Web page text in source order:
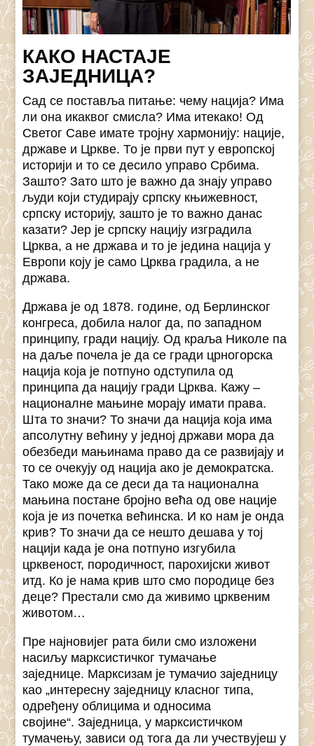
КАКО НАСТАЈЕ
ЗАЈЕДНИЦА?
Сад се поставља питање: чему нација? Има
ли она икаквог смисла? Има итекако! Од
Светог Саве имате тројну хармонију: нације,
државе и Цркве. То је први пут у европској
историји и то се десило управо Србима.
Зашто? Зато што је важно да знају управо
људи који студирају српску књижевност,
српску историју, зашто је то важно данас
казати? Јер је српску нацију изградила
Црква, а не држава и то је једина нација у
Европи коју је само Црква градила, а не
држава.
Држава је од 1878. године, од Берлинског
конгреса, добила налог да, по западном
принципу, гради нацију. Од краља Николе па
на даље почела је да се гради црногорска
нација која је потпуно одступила од
принципа да нацију гради Црква. Кажу –
националне мањине морају имати права.
Шта то значи? То значи да нација која има
апсолутну већину у једној држави мора да
обезбеди мањинама право да се развијају и
то се очекују од нација ако је демократска.
Тако може да се деси да та национална
мањина постане бројно већа од ове нације
која је из почетка већинска. И ко нам је онда
крив? То значи да се нешто дешава у тој
нацији када је она потпуно изгубила
црквеност, породичност, парохијски живот
итд. Ко је нама крив што смо породице без
деце? Престали смо да живимо црквеним
животом…
Пре најновијег рата били смо изложени
насиљу марксистичког тумачање
заједнице. Марксизам је тумачио заједницу
као „интересну заједницу класног типа,
одређену облицима и односима
својине“. Заједница, у марксистичком
тумачењу, зависи од тога да ли учествујеш у